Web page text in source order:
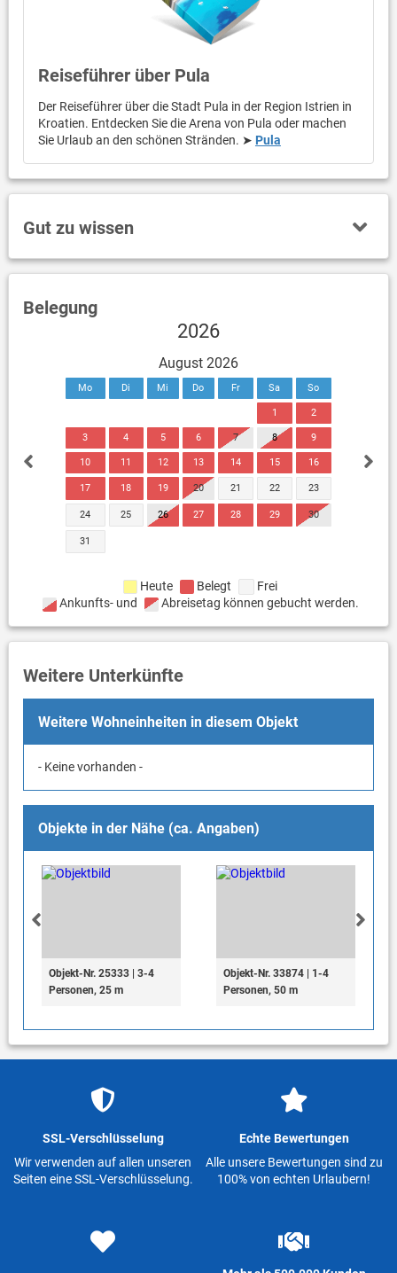
Reiseführer über Pula
Der Reiseführer über die Stadt Pula in der Region Istrien in
Kroatien. Entdecken Sie die Arena von Pula oder machen
Sie Urlaub an den schönen Stränden. ➤ Pula
Gut zu wissen
Belegung
2026
August 2026
Mo Di Mi Do Fr Sa So
1 2
3 4 5 6 7 8 9
10 11 12 13 14 15 16
17 18 19 20 21 22 23
24 25 26 27 28 29 30
31
Heute Belegt
Frei
Ankunfts- und
Abreisetag können gebucht werden.
Weitere Unterkünfte
Weitere Wohneinheiten in diesem Objekt
- Keine vorhanden -
Objekte in der Nähe (ca. Angaben)
Objekt-Nr. 25333 | 3-4
Personen, 25 m
Objekt-Nr. 33874 | 1-4
Personen, 50 m
SSL-Verschlüsselung
Wir verwenden auf allen unseren
Seiten eine SSL-Verschlüsselung.
Echte Bewertungen
Alle unsere Bewertungen sind zu
100% von echten Urlaubern!